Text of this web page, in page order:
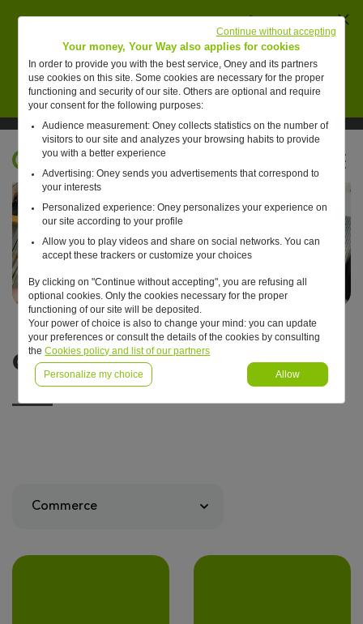
pour des collaborateurs de Oney pour vendre de
faux placements financiers.
En savoir plus
Suivre Oney sur LinkedIn
Suivre Oney sur YouTubeVoir les articles #oneday
Retour à l'accueil ?
Commerce
OnedayReady for next with Oney
Your money, Your Way also applies for cookies
In order to provide you with the best service, Oney and its partners
use cookies on this site. Some cookies are necessary for the proper
functioning and security of our site. Others are optional and require
your consent for the following purposes:
Audience measurement: Oney collects statistics on the number of
visitors to our site and analyzes your browsing habits to provide
you with a better experience
Advertising: Oney sends you advertisements that correspond to
your interests
Personalized experience: Oney personalizes your experience on
our site according to your profile
Allow you to play videos and share on social networks. You can
accept these trackers or customize your choices
By clicking on "Continue without accepting", you are refusing all
optional cookies. Only the cookies necessary for the proper
functioning of our site will be deposited.
Your power of choice is also to change your mind: you can update
your preferences or consult the details of the cookies by consulting
theCookies policy and list of our partners
Personalize my choice Allow
Continue without accepting